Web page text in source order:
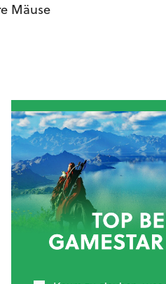
Mäuse